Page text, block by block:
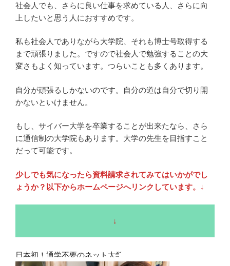
社会人でも、さらに良い仕事を求めている人、さらに向
上したいと思う人におすすめです。
私も社会人でありながら大学院、それも博士号取得する
まで頑張りました。ですので社会人で勉強することの大
変さもよく知っています。つらいことも多くあります。
自分が頑張るしかないのです。自分の道は自分で切り開
かないといけません。
もし、サイバー大学を卒業することが出来たなら、さら
に通信制の大学院もあります。大学の先生を目指すこと
だって可能です。
少しでも気になったら資料請求されてみてはいかがでし
ょうか？以下からホームページへリンクしています。
↓
↓
日本初！通学不要のネット大学